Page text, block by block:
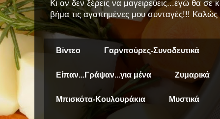
Κι αν δεν ξέρεις να μαγειρεύεις...εγώ θα
βήμα τις αγαπημένες μου συνταγές!!! Καλώς
Βίντεο Γαρνιτούρες-Συνοδευτικά
Είπαν...Γράψαν...για μένα Ζυμαρικά
Μπισκότα-Κουλουράκια Μυστικά